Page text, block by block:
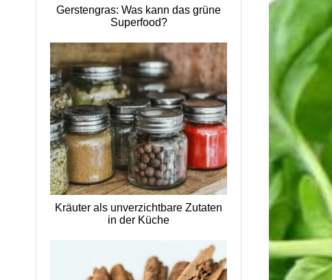
Gerstengras: Was kann das grüne
Superfood?
Kräuter als unverzichtbare Zutaten
in der Küche